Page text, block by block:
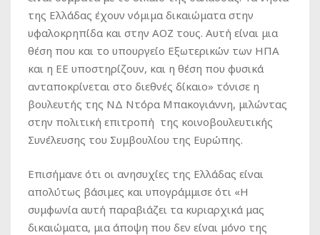
της Ελλάδας έχουν νόμιμα δικαιώματα στην
υφαλοκρηπίδα και στην ΑΟΖ τους. Αυτή είναι μια
θέση που και το υπουργείο Εξωτερικών των ΗΠΑ
και η ΕΕ υποστηρίζουν, και η θέση που φυσικά
ανταποκρίνεται στο διεθνές δίκαιο» τόνισε η
βουλευτής της ΝΔ Ντόρα Μπακογιάννη, μιλώντας
στην πολιτική επιτροπή της κοινοβουλευτικής
Συνέλευσης του Συμβουλίου της Ευρώπης.
Επισήμανε ότι οι ανησυχίες της Ελλάδας είναι
απολύτως βάσιμες και υπογράμμισε ότι «Η
συμφωνία αυτή παραβιάζει τα κυριαρχικά μας
δικαιώματα, μια άποψη που δεν είναι μόνο της